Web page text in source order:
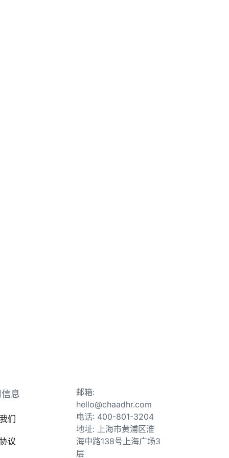
息
们
议
邮箱:
hello@chaadhr.com
电话: 400-801-3204
地址: 上海市黄浦区淮
海中路138号上海广场3
层